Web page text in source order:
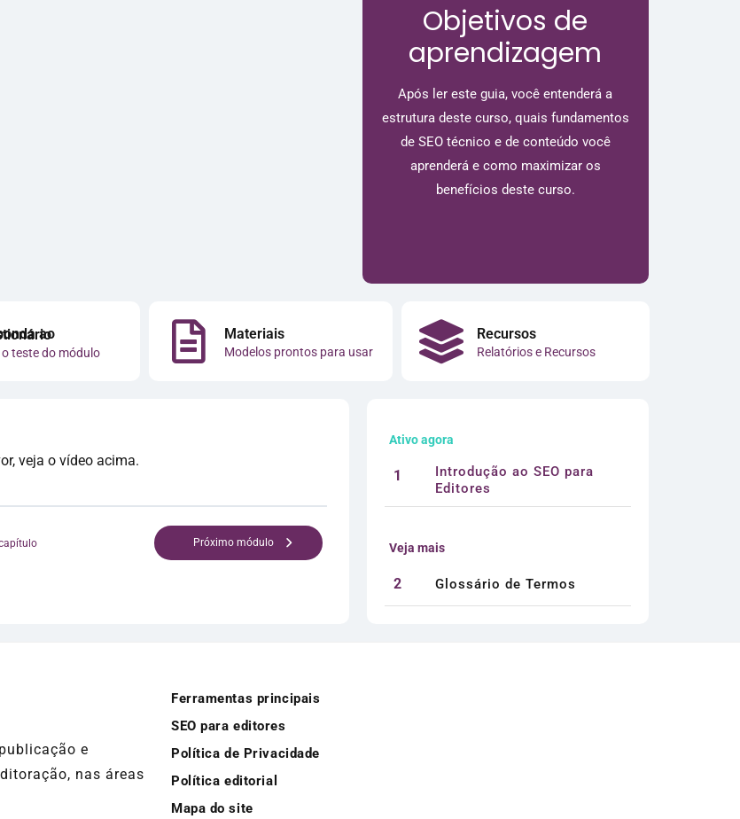
Objetivos de
aprendizagem
Após ler este guia, você entenderá a
estrutura deste curso, quais fundamentos
de SEO técnico e de conteúdo você
aprenderá e como maximizar os
benefícios deste curso.
ao questionário
o teste do módulo
Materiais
Modelos prontos para usar
Recursos
Relatórios e Recursos
veja o vídeo acima.
Próximo módulo
Ativo agora
1
Introdução ao SEO para
Editores
Veja mais
2 Glossário de Termos
e
nas áreas
Ferramentas principais
SEO para editores
Política de Privacidade
Política editorial
Mapa do site